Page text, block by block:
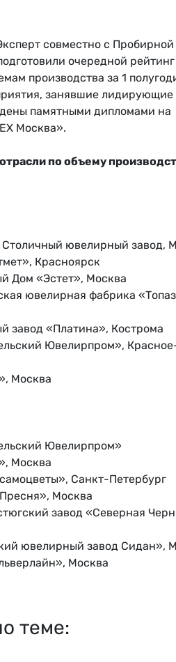
совместно с Пробирной
очередной рейтинг
производства за 1
занявшие лидирующие
памятными дипломами на
Москва».
по объему
ювелирный завод,
Красноярск
Дом «Эстет», Москва
ювелирная фабрика
«Платина», Кострома
Ювелирпром»,
Москва
Ювелирпром»
Москва
Санкт-Петербург
Москва
завод «Северная
ювелирный завод Сидан»,
Москва
теме: